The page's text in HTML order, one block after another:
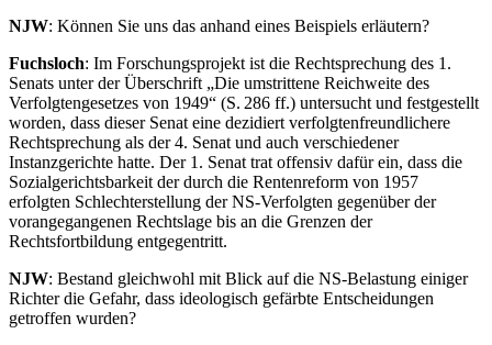
NJW: Können Sie uns das anhand eines Beispiels erläutern?
Fuchsloch: Im Forschungsprojekt ist die Rechtsprechung des 1.
Senats unter der Überschrift „Die umstrittene Reichweite des
Verfolgtengesetzes von 1949“ (S. 286 ff.) untersucht und festgestellt
worden, dass dieser Senat eine dezidiert verfolgtenfreundlichere
Rechtsprechung als der 4. Senat und auch verschiedener
Instanzgerichte hatte. Der 1. Senat trat offensiv dafür ein, dass die
Sozialgerichtsbarkeit der durch die Rentenreform von 1957
erfolgten Schlechterstellung der NS-Verfolgten gegenüber der
vorangegangenen Rechtslage bis an die Grenzen der
Rechtsfortbildung entgegentritt.
NJW: Bestand gleichwohl mit Blick auf die NS-Belastung einiger
Richter die Gefahr, dass ideologisch gefärbte Entscheidungen
getroffen wurden?